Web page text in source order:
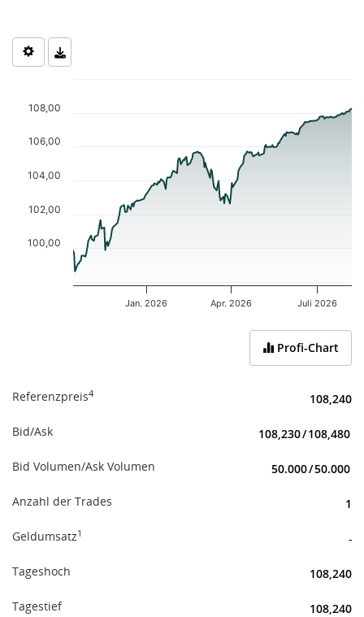
Chart
The chart has 1 X axis displaying Time. Data ranges from 2025-
The chart has 1 Y axis displaying values. Data ranges from
Jan. 2026 Apr. 2026 Juli 2026
100,00
102,00
104,00
106,00
108,00
Profi-Chart
Referenzpreis4 108,240
Bid/Ask 108,230/108,480
Bid Volumen/Ask Volumen 50.000/50.000
Anzahl der Trades 1
Geldumsatz1 -
Tageshoch 108,240
Tagestief 108,240